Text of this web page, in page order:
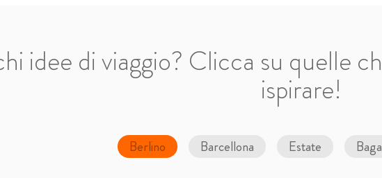
idee di viaggio? Clicca su quelle
ispirare!
Berlino Barcellona Estate